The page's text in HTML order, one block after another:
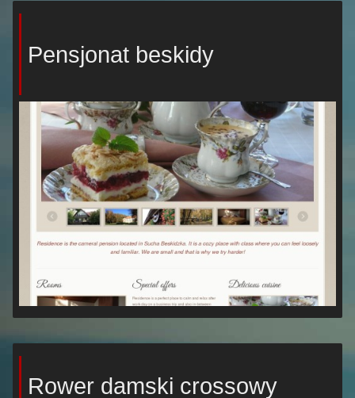
Pensjonat beskidy
Rower damski crossowy